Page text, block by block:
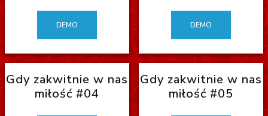
DEMO DEMO
Gdy zakwitnie w nas
miłość #04
Gdy zakwitnie w nas
miłość #05